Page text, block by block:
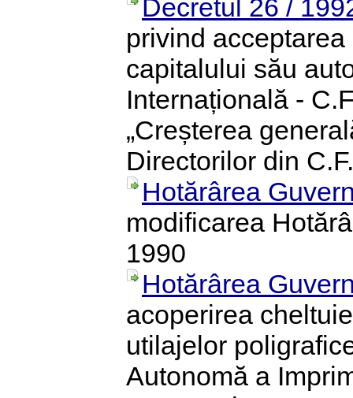
Decretul 26 /
privind
capitalului său
Internațională -
„Creșterea
Directorilor din
Hotărârea
modificarea
1990
Hotărârea
acoperirea
utilajelor
Autonomă a